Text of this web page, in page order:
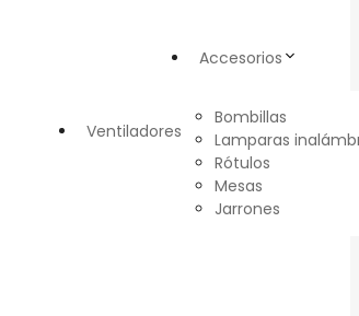
Ventiladores
Accesorios
Bombillas
Lamparas
Rótulos
Mesas
Jarrones